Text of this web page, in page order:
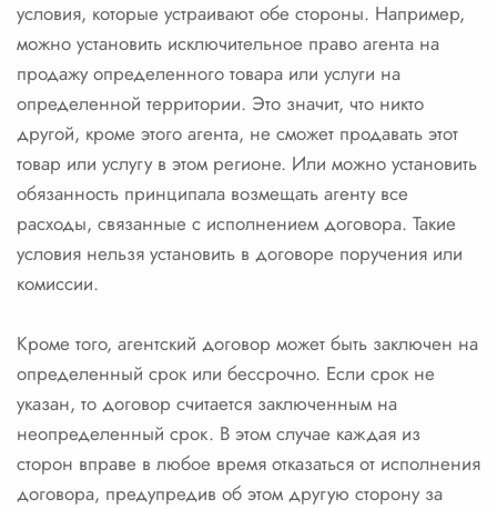
условия, которые устраивают обе стороны. Например,
можно установить исключительное право агента на
продажу определенного товара или услуги на
определенной территории. Это значит, что никто
другой, кроме этого агента, не сможет продавать этот
товар или услугу в этом регионе. Или можно установить
обязанность принципала возмещать агенту все
расходы, связанные с исполнением договора. Такие
условия нельзя установить в договоре поручения или
комиссии.
Кроме того, агентский договор может быть заключен на
определенный срок или бессрочно. Если срок не
указан, то договор считается заключенным на
неопределенный срок. В этом случае каждая из
сторон вправе в любое время отказаться от исполнения
договора, предупредив об этом другую сторону за